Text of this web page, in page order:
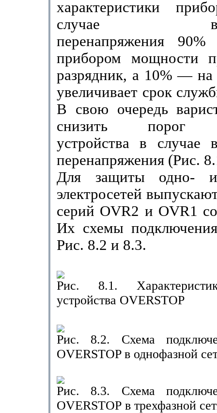
характеристики
случае
перенапряжения 90%
прибо­ром мощности
разрядник, а 10% — на
увеличивает срок
В свою очередь
снизить порог
устройства в случае
перена­пряжения (Рис.
Для защиты одно- и
электросетей
серий OVR2 и OVR1
Их схемы
Рис. 8.2 и 8.3.
Рис. 8.1.
устройства OVERSTOP
Рис. 8.2. Схема
OVERSTOPв однофазной
Рис. 8.3. Схема
OVERSTOP в трехфазной